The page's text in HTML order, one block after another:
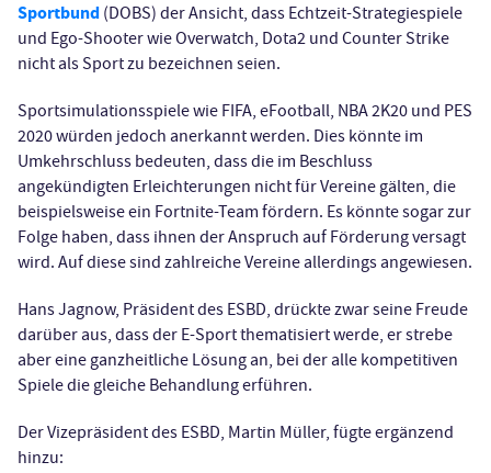
Sportbund (DOBS) der Ansicht, dass Echtzeit-Strategiespiele
und Ego-Shooter wie Overwatch, Dota2 und Counter Strike
nicht als Sport zu bezeichnen seien.
Sportsimulationsspiele wie FIFA, eFootball, NBA 2K20 und PES
2020 würden jedoch anerkannt werden. Dies könnte im
Umkehrschluss bedeuten, dass die im Beschluss
angekündigten Erleichterungen nicht für Vereine gälten, die
beispielsweise ein Fortnite-Team fördern. Es könnte sogar zur
Folge haben, dass ihnen der Anspruch auf Förderung versagt
wird. Auf diese sind zahlreiche Vereine allerdings angewiesen.
Hans Jagnow, Präsident des ESBD, drückte zwar seine Freude
darüber aus, dass der E-Sport thematisiert werde, er strebe
aber eine ganzheitliche Lösung an, bei der alle kompetitiven
Spiele die gleiche Behandlung erführen.
Der Vizepräsident des ESBD, Martin Müller, fügte ergänzend
hinzu: